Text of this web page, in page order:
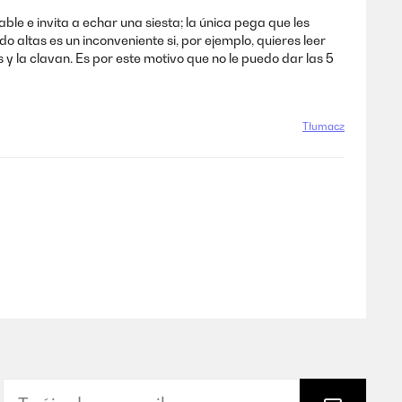
e invita a echar una siesta; la única pega que les
altas es un inconveniente si, por ejemplo, quieres leer
la clavan. Es por este motivo que no le puedo dar las 5
Tłumacz